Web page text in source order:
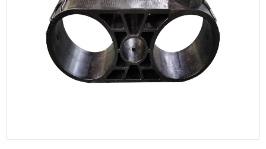
Parametreler:
DEVAMINI OKU